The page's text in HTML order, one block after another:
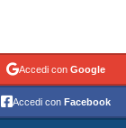
Accedi con Google
Accedi con Facebook